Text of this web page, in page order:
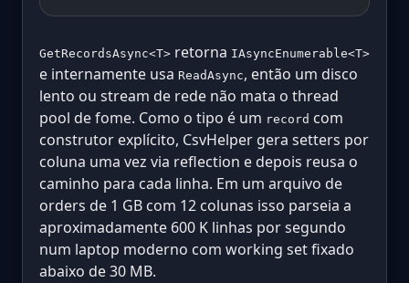
GetRecordsAsync<T> retorna IAsyncEnumerable<T>
e internamente usa ReadAsync, então um disco
lento ou stream de rede não mata o thread
pool de fome. Como o tipo é um record com
construtor explícito, CsvHelper gera setters por
coluna uma vez via reflection e depois reusa o
caminho para cada linha. Em um arquivo de
orders de 1 GB com 12 colunas isso parseia a
aproximadamente 600 K linhas por segundo
num laptop moderno com working set fixado
abaixo de 30 MB.